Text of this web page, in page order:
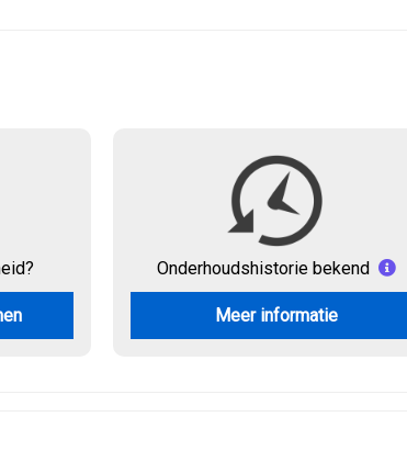
Onderhoudshistorie bekend
Meer informatie